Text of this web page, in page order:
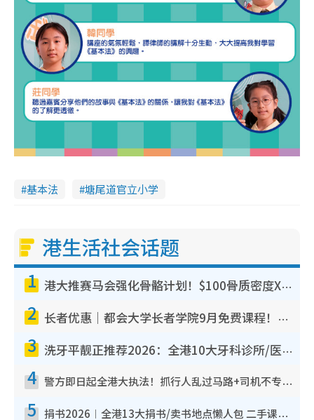
基本法 塘尾道官立小学
港生活社会话题
1 港大推赛马会强化骨骼计划！$100骨质密度X光检查 完成免费运动训练送超市礼券！附参加资格
2 长者优惠｜都会大学长者学院9月免费课程！多媒体/微电影创作/网络安全 附报名方法教学
3 洗牙平靓正推荐2026：全港10大牙科诊所/医院懒人包，夜诊至8点/镇静洁牙/医疗券适用
4 警方即日起全港大执法！抓行人乱过马路+司机不专注驾驶！乱过马路罚$2000
5 捐书2026︱全港13大捐书/卖书地点懒人包 二手课本最高$150＋旧书换免费咖啡/戏票